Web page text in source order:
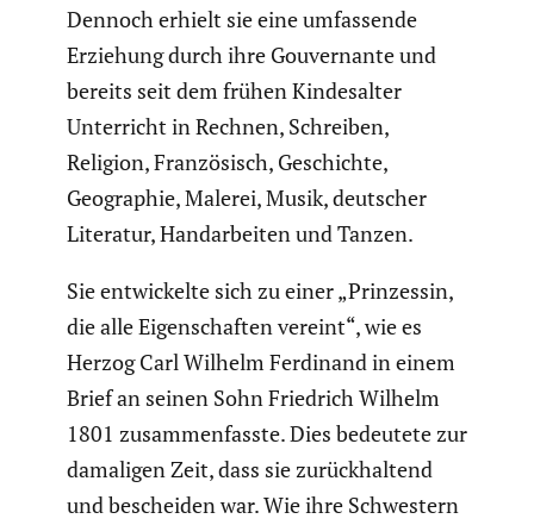
Dennoch erhielt sie eine umfas­sende
Erziehung durch ihre Gouver­nante und
bereits seit dem frühen Kindes­alter
Unter­richt in Rechnen, Schreiben,
Religion, Franzö­sisch, Geschichte,
Geogra­phie, Malerei, Musik, deutscher
Literatur, Handar­beiten und Tanzen.
Sie entwi­ckelte sich zu einer „Prinzessin,
die alle Eigen­schaften vereint“, wie es
Herzog Carl Wilhelm Ferdinand in einem
Brief an seinen Sohn Friedrich Wilhelm
1801 zusam­men­fasste. Dies bedeutete zur
damaligen Zeit, dass sie zurück­hal­tend
und bescheiden war. Wie ihre Schwes­tern